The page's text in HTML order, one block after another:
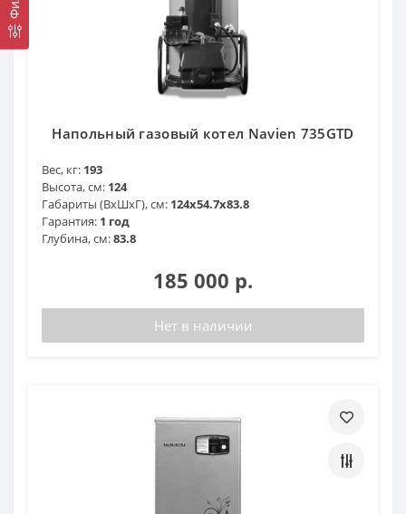
Напольный газовый котел Navien 735GTD
Вес, кг: 193
Высота, см: 124
Габариты (ВхШхГ), см: 124x54.7x83.8
Гарантия: 1 год
Глубина, см:83.8
185 000 р.
Нет в наличии